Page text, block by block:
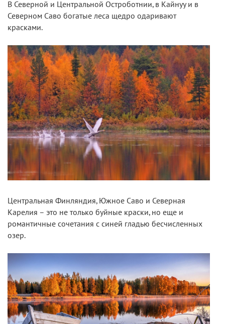
В Северной и Центральной Остроботнии, в Кайнуу и в
Северном Саво богатые леса щедро одаривают
красками.
Центральная Финляндия, Южное Саво и Северная
Карелия – это не только буйные краски, но еще и
романтичные сочетания с синей гладью бесчисленных
озер.